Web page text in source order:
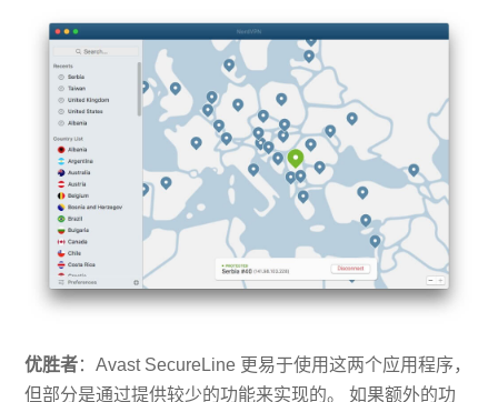
优胜者：Avast SecureLine 更易于使用这两个应用程序，
但部分是通过提供较少的功能来实现的。 如果额外的功